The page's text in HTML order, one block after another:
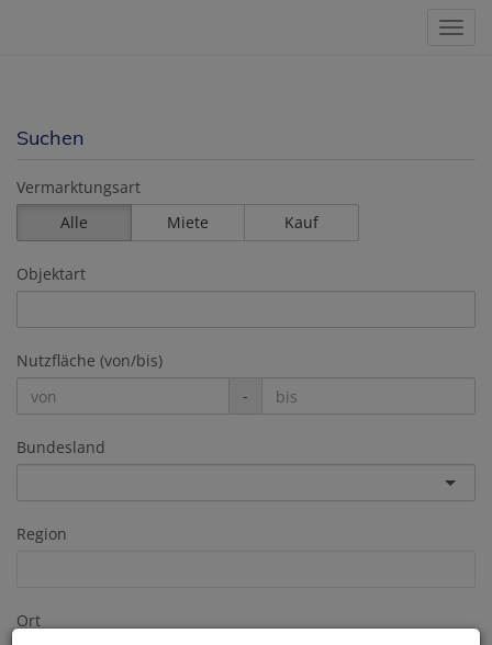
Suchen
Vermarktungsart
Alle
Miete Kauf
Objektart
Nutzfläche (von/bis)
-
Bundesland
Region
Ort